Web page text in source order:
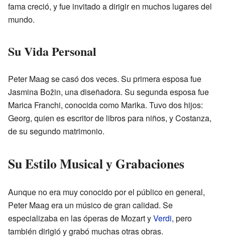
fama creció, y fue invitado a dirigir en muchos lugares del
mundo.
Su Vida Personal
Peter Maag se casó dos veces. Su primera esposa fue
Jasmina Božin, una diseñadora. Su segunda esposa fue
Marica Franchi, conocida como Marika. Tuvo dos hijos:
Georg, quien es escritor de libros para niños, y Costanza,
de su segundo matrimonio.
Su Estilo Musical y Grabaciones
Aunque no era muy conocido por el público en general,
Peter Maag era un músico de gran calidad. Se
especializaba en las óperas de Mozart yVerdi, pero
también dirigió y grabó muchas otras obras.